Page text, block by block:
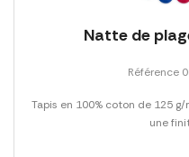
Natte de
Référence
Tapis en 100% coton de 125
une